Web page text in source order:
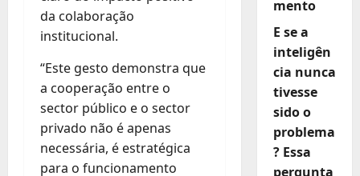
da colaboração
institucional.
“Este gesto demonstra que
a cooperação entre o
sector público e o sector
privado não é apenas
necessária, é estratégica
para o funcionamento
mento
E se a
inteligên
cia nunca
tivesse
sido o
problema
? Essa
pergunta